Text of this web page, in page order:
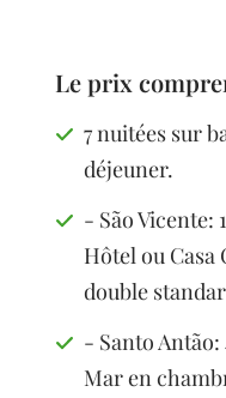
Le prix
7 nuitées sur
déjeuner.
- São Vicente:
Hôtel ou
double
- Santo
Mar en